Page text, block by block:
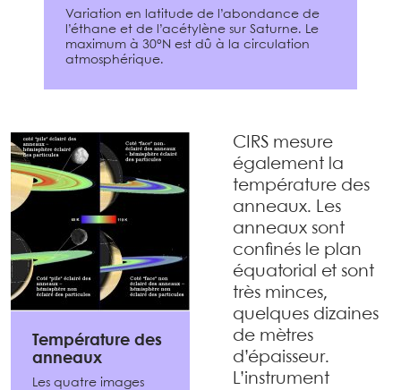
Variation en latitude de l’abondance de
l’éthane et de l’acétylène sur Saturne. Le
maximum à 30°N est dû à la circulation
atmosphérique.
Température des
anneaux
Les quatre images
CIRS mesure
également la
température des
anneaux. Les
anneaux sont
confinés le plan
équatorial et sont
très minces,
quelques dizaines
de mètres
d’épaisseur.
L’instrument